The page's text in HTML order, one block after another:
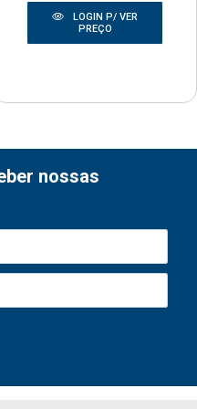
LOGIN P/ VER
PREÇO
nossas